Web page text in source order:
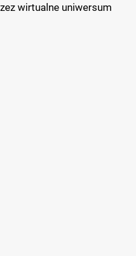
wirtualne uniwersum